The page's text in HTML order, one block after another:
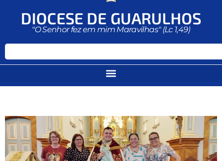
DIOCESE DE GUARULHOS
"O Senhor fez em mim Maravilhas" (Lc 1,49)